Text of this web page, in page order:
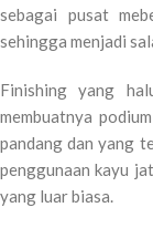
sebagai pusat
sehingga menjadi
Finishing yang
membuatnya
pandang dan yang
penggunaan kayu
yang luar biasa.